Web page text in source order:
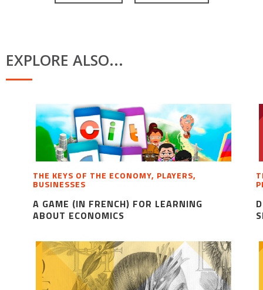
EXPLORE ALSO...
THE KEYS OF THE ECONOMY, PLAYERS,
BUSINESSES
A GAME (IN FRENCH) FOR LEARNING
ABOUT ECONOMICS